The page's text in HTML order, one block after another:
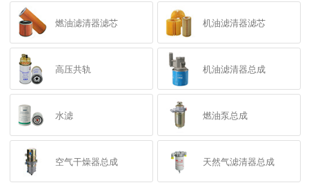
燃油滤清器滤芯 机油滤清器滤芯
高压共轨 机油滤清器总成
水滤 燃油泵总成
空气干燥器总成 天然气滤清器总成